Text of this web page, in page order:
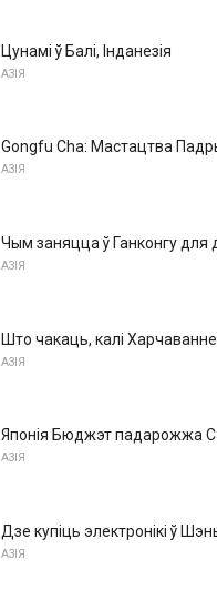
Цунамі ў Балі, Інданезія
АЗІЯ
Gongfu Cha: Мастацтва
АЗІЯ
Чым заняцца ў Ганконгу для
АЗІЯ
Што чакаць, калі
АЗІЯ
Японія Бюджэт падарожжа
АЗІЯ
Дзе купіць электронікі ў
АЗІЯ